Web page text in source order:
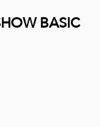
BASIC